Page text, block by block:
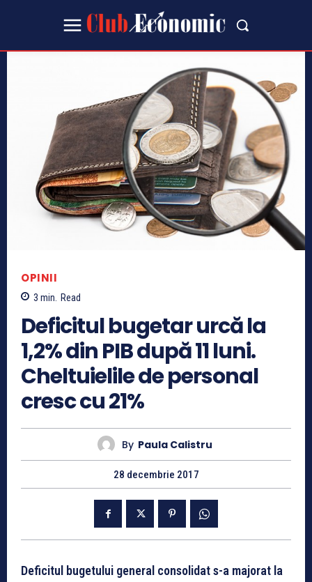
OPINII
3 min. Read
Deficitul bugetar urcă la
1,2% din PIB după 11 luni.
Cheltuielile de personal
cresc cu 21%
By Paula Calistru
28 decembrie 2017
Deficitul bugetului general consolidat s-a majorat la